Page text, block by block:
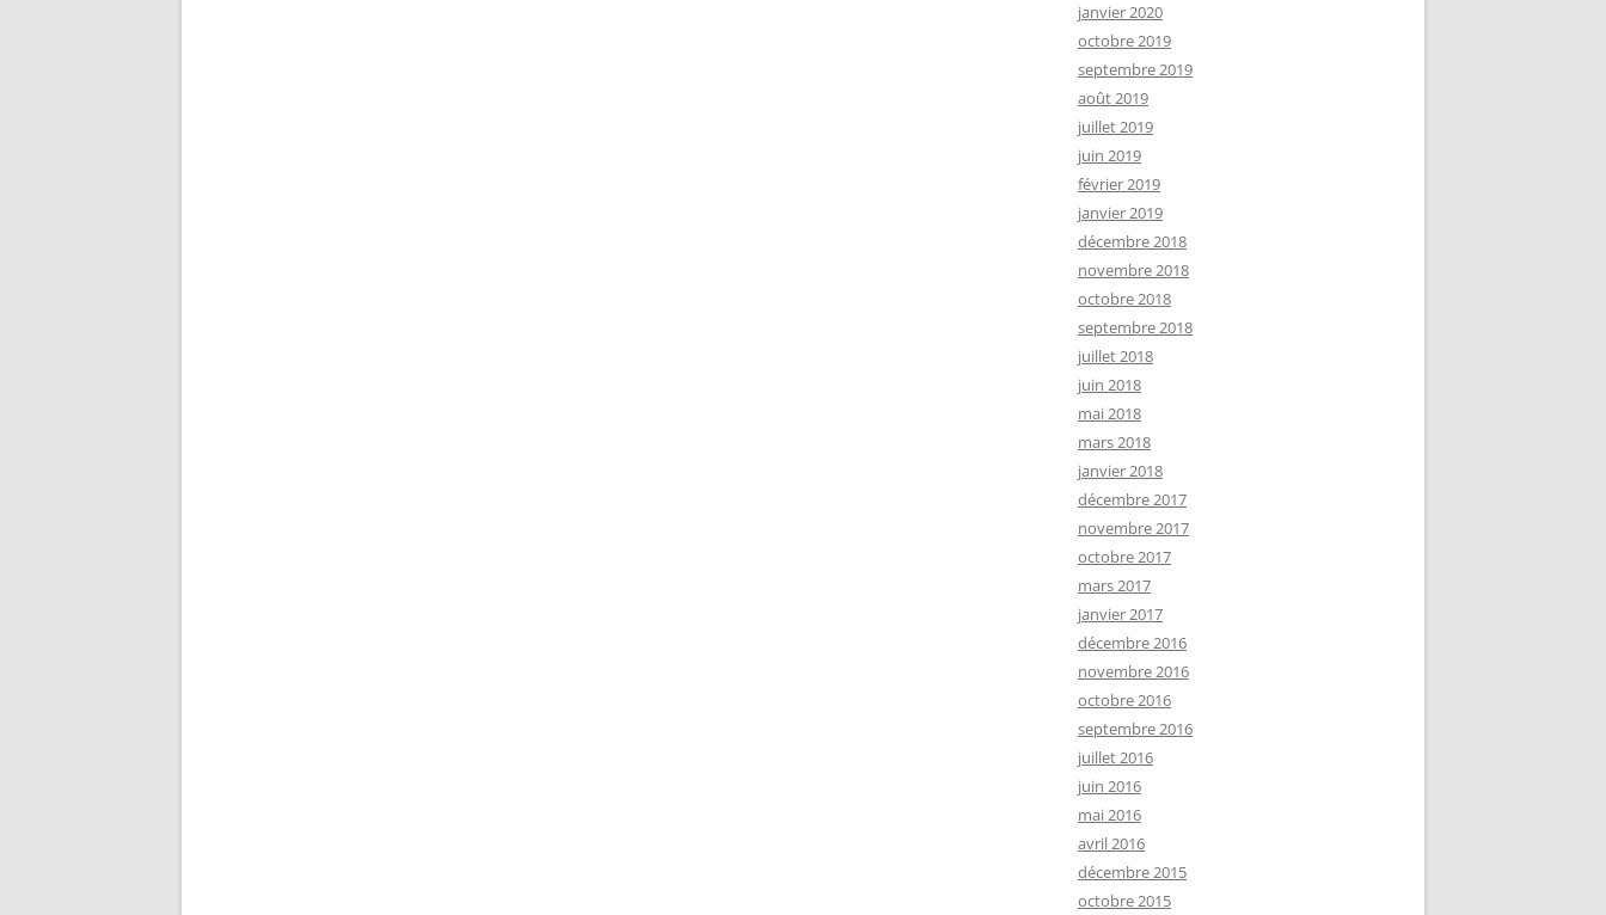
janvier 2020
octobre 2019
septembre 2019
août 2019
juillet 2019
juin 2019
février 2019
janvier 2019
décembre 2018
novembre 2018
octobre 2018
septembre 2018
juillet 2018
juin 2018
mai 2018
mars 2018
janvier 2018
décembre 2017
novembre 2017
octobre 2017
mars 2017
janvier 2017
décembre 2016
novembre 2016
octobre 2016
septembre 2016
juillet 2016
juin 2016
mai 2016
avril 2016
décembre 2015
octobre 2015